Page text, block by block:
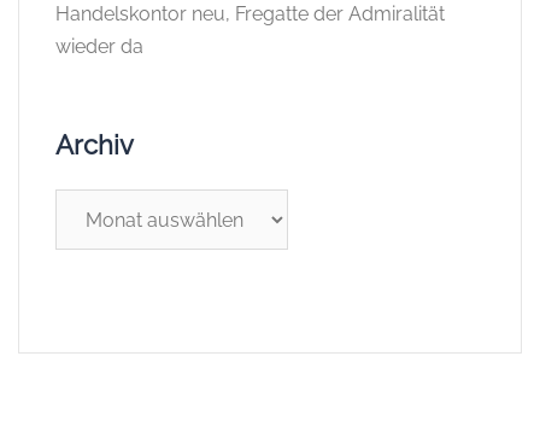
Handelskontor neu, Fregatte der Admiralität
wieder da
Archiv